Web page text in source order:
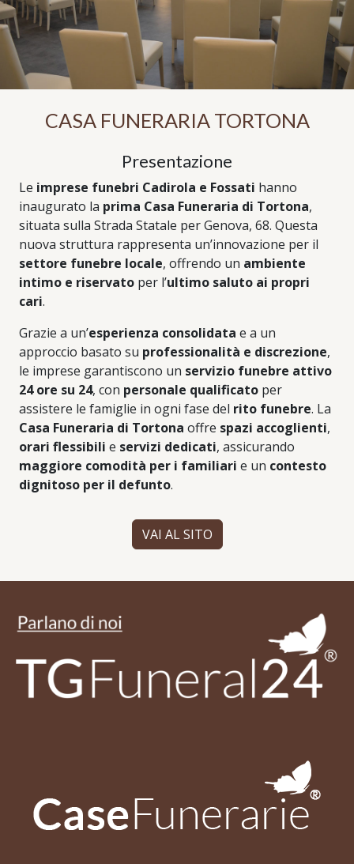
CASA FUNERARIA TORTONA
Presentazione
Le imprese funebri Cadirola e Fossati hanno
inaugurato la prima Casa Funeraria di Tortona,
situata sulla Strada Statale per Genova, 68. Questa
nuova struttura rappresenta un’innovazione per il
settore funebre locale, offrendo un ambiente
intimo e riservato per l’ultimo saluto ai propri
cari.
Grazie a un’esperienza consolidata e a un
approccio basato su professionalità e discrezione,
le imprese garantiscono un servizio funebre attivo
24 ore su 24, con personale qualificato per
assistere le famiglie in ogni fase del rito funebre. La
Casa Funeraria di Tortona offre spazi accoglienti,
orari flessibili e servizi dedicati, assicurando
maggiore comodità per i familiari e un contesto
dignitoso per il defunto.
VAI AL SITO